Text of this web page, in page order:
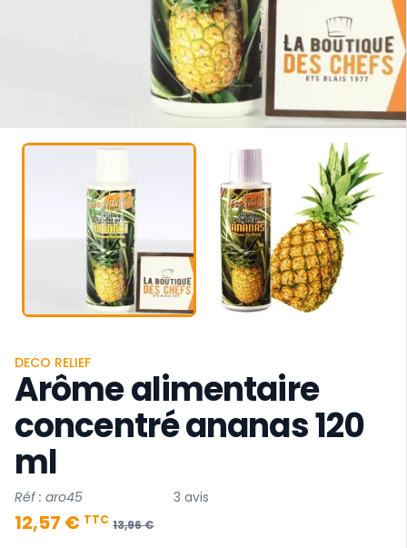
DECO RELIEF
Arôme alimentaire
concentré ananas 120
ml
Réf : aro45 3 avis
12,57 € TTC 13,96 €